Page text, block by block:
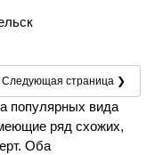
Следующая страница ❯
популярных вида
ряд схожих,
Оба